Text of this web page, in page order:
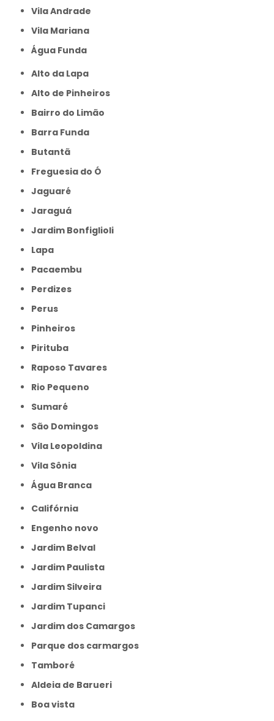
Vila Andrade
Vila Mariana
Água Funda
Alto da Lapa
Alto de Pinheiros
Bairro do Limão
Barra Funda
Butantã
Freguesia do Ó
Jaguaré
Jaraguá
Jardim Bonfiglioli
Lapa
Pacaembu
Perdizes
Perus
Pinheiros
Pirituba
Raposo Tavares
Rio Pequeno
Sumaré
São Domingos
Vila Leopoldina
Vila Sônia
Água Branca
Califórnia
Engenho novo
Jardim Belval
Jardim Paulista
Jardim Silveira
Jardim Tupanci
Jardim dos Camargos
Parque dos carmargos
Tamboré
aldeia de Barueri
boa vista